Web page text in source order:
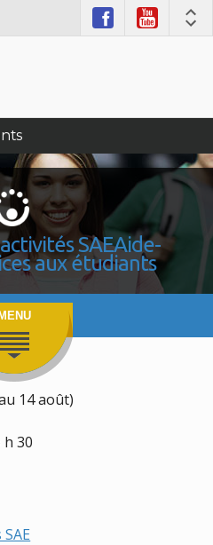
SAEAide-
aux étudiants
MENU
14 août)
h 30